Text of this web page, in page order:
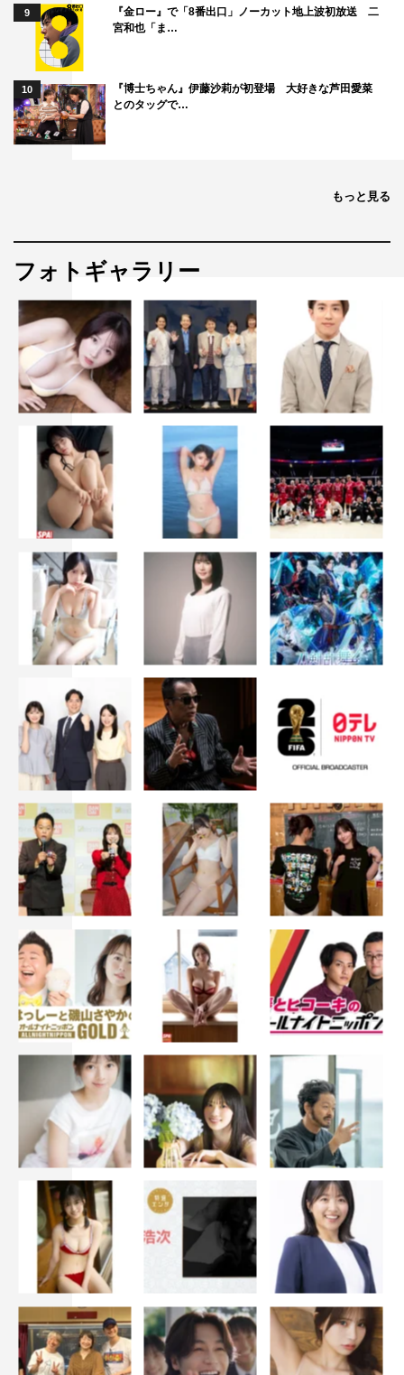
9
『金ロー』で「8番出口」ノーカット地上波初放送 二
宮和也「ま…
10
『博士ちゃん』伊藤沙莉が初登場 大好きな芦田愛菜
とのタッグで…
もっと見る
フォトギャラリー